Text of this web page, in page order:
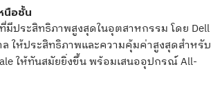
นือชั้น
ประสิทธิภาพสูงสุดในอุตสาหกรรม โดย Dell
ให้ประสิทธิภาพและความคุ้มค่าสูงสุดสำหรับ
ให้ทันสมัยยิ่งขึ้น พร้อมเสนออุปกรณ์ All-